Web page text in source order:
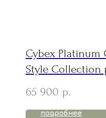
Cybex Platinum
Style Collection
pink (Rosegold
65 900 р.
подробнее